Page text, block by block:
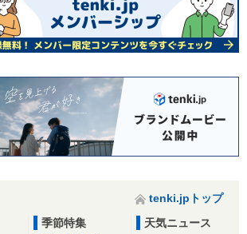
tenki.jpトップ
季節特集
天気ニュース